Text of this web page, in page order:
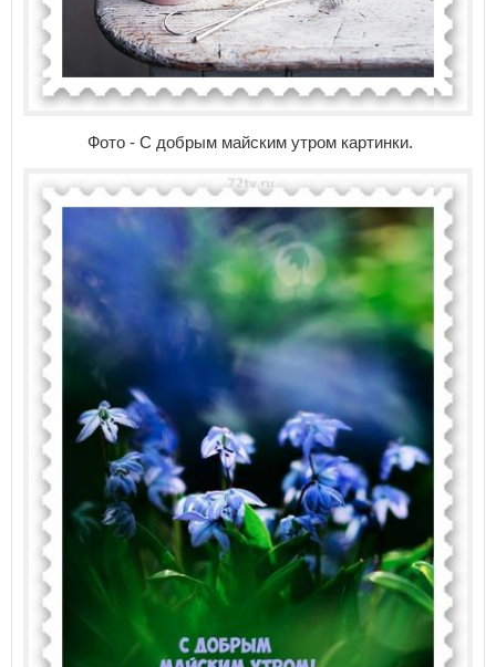
Фото - С добрым майским утром картинки.